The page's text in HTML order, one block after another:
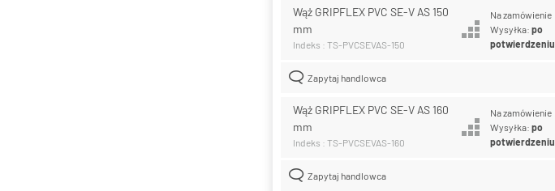
Wąż GRIPFLEX PVC SE-V AS 150
mm
Indeks : TS-PVCSEVAS-150
Na zamówienie
Wysyłka:po
potwierdzeniu
Zapytaj handlowca
Wąż GRIPFLEX PVC SE-V AS 160
mm
Indeks : TS-PVCSEVAS-160
Na zamówienie
Wysyłka:po
potwierdzeniu
Zapytaj handlowca